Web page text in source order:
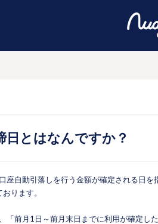
日とはなんですか？
座自動引落しを行う金額が確定される日を
ります。
「前月1日～前月末日までに利用が確定し